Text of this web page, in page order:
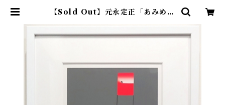
【Sold Out】元永定正「あみめの